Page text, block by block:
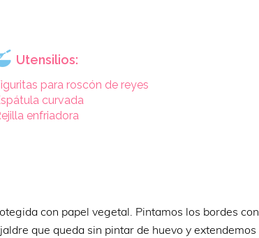
Utensilios:
para roscón de reyes
curvada
enfriadora
con papel vegetal. Pintamos los bordes con
que queda sin pintar de huevo y extendemos